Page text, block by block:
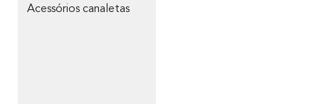
Acessórios canaletas